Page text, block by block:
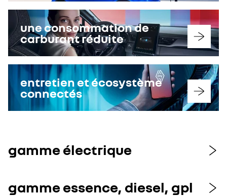
une consommation de
carburant réduite
entretien et écosystème
connectés
gamme électrique
gamme essence, diesel, gpl